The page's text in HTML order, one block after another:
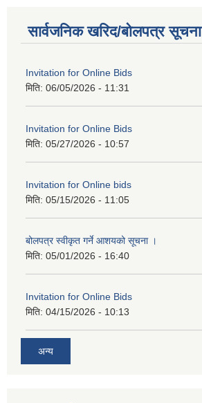
सार्वजनिक खरिद/बोलपत्र सूचना
Invitation for Online Bids
मिति: 06/05/2026 - 11:31
Invitation for Online Bids
मिति: 05/27/2026 - 10:57
Invitation for Online bids
मिति: 05/15/2026 - 11:05
बोलपत्र स्वीकृत गर्ने आशयको सूचना ।
मिति: 05/01/2026 - 16:40
Invitation for Online Bids
मिति: 04/15/2026 - 10:13
अन्य